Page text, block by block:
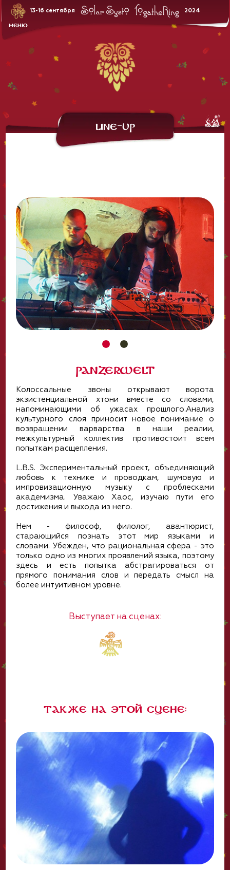
МЕНЮ
13-16 сентября 2024
БАНИ & ДУШИ
ЛАВКИ
АРЕНДА ПАЛАТОК
ПРОЖИВАНИЕ
Line-Up
Panzerwelt
Колоссальные звоны открывают ворота
экзистенциальной хтони вместе со словами,
напоминающими об ужасах прошлого.Анализ
культурного слоя приносит новое понимание о
возвращении варварства в наши реалии,
межкультурный коллектив противостоит всем
попыткам расщепления.
L.B.S. Экспериментальный проект, объединяющий
любовь к технике и проводкам, шумовую и
импровизационную музыку с проблесками
академизма. Уважаю Хаос, изучаю пути его
достижения и выхода из него.
Нем - философ, филолог, авантюрист,
старающийся познать этот мир языками и
словами. Убежден, что рациональная сфера - это
только одно из многих проявлений языка, поэтому
здесь и есть попытка абстрагироваться от
прямого понимания слов и передать смысл на
более интуитивном уровне.
Выступает на сценах:
Также на этой сцене: